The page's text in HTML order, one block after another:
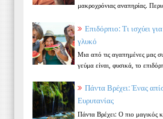
μακροχρόνιας αναπηρίας.
Επιδόρπιο: Τι ισχύει
γλυκό
Μια από τις αγαπημένες μας
γεύμα είναι, φυσικά, το
Πάντα Βρέχει: Ένας
Ευρυτανίας
Πάντα Βρέχει: Ο πιο μαγικός